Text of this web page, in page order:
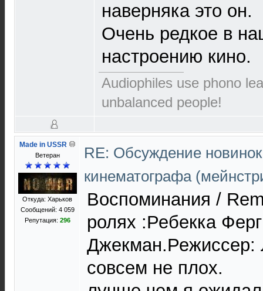
наверняка это он.
Очень редкое в
настроению кино.
Audiophiles use phono
unbalanced people!
Made in USSR
Ветеран
Откуда: Харьков
Сообщений: 4 059
Репутация: 296
RE: Обсуждение
кинематографа
Воспоминания /
ролях :Ребекка
Джекман.Режиссер:
совсем не плох.